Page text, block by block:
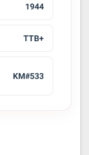
1944
TTB+
KM#533